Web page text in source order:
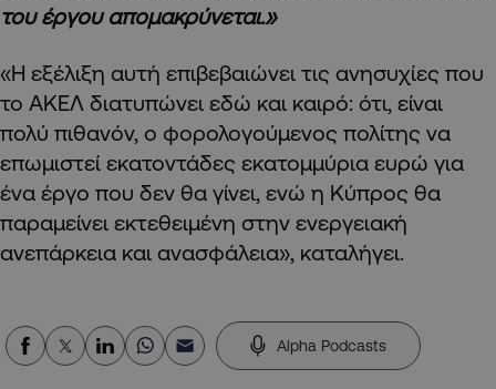
του έργου απομακρύνεται.»
«Η εξέλιξη αυτή επιβεβαιώνει τις ανησυχίες που
το ΑΚΕΛ διατυπώνει εδώ και καιρό: ότι, είναι
πολύ πιθανόν, ο φορολογούμενος πολίτης να
επωμιστεί εκατοντάδες εκατομμύρια ευρώ για
ένα έργο που δεν θα γίνει, ενώ η Κύπρος θα
παραμείνει εκτεθειμένη στην ενεργειακή
ανεπάρκεια και ανασφάλεια», καταλήγει.
Alpha Podcasts